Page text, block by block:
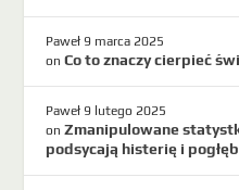
Paweł 9 marca 2025
onCo to znaczy cierpieć
Paweł 9 lutego 2025
onZmanipulowane
podsycają histerię i